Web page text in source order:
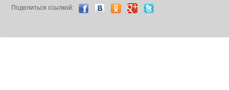
Поделиться ccылкой: